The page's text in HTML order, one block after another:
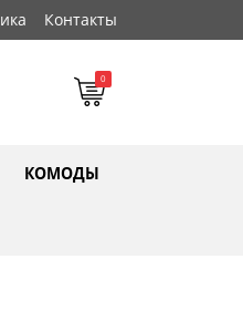
Контакты
0
КОМОДЫ